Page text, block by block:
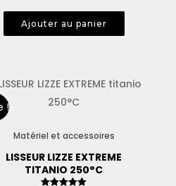
t
e
s
Ajouter au panier
!
Matériel et accessoires
LISSEUR LIZZE EXTREME
TITANIO 250°C